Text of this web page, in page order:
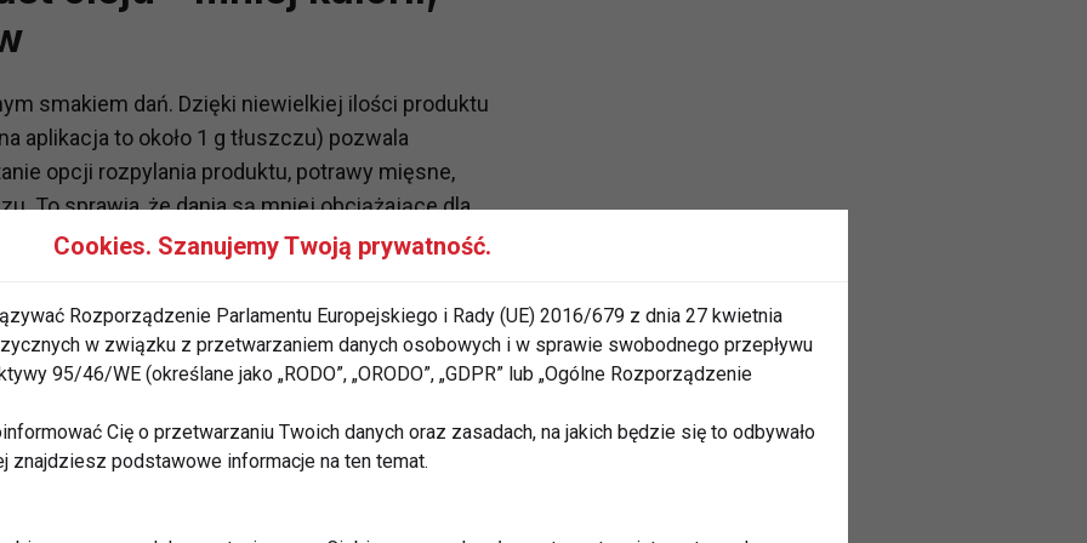
smakiem dań. Dzięki niewielkiej ilości produktu
aplikacja to około 1 g tłuszczu) pozwala
opcji rozpylania produktu, potrawy mięsne,
To sprawia, że dania są mniej obciążające dla
bomby kalorycznej.
np. jako dodatek do sałatek kuchni włoskiej,
przy jej użyciu aplikujesz na patelnię, brytfannę,
Cookies. Szanujemy Twoją prywatność.
Rozporządzenie Parlamentu Europejskiego i Rady (UE) 2016/679 z dnia 27 kwietnia
w związku z przetwarzaniem danych osobowych i w sprawie swobodnego przepływu
95/46/WE (określane jako „RODO”, „ORODO”, „GDPR” lub „Ogólne Rozporządzenie
Cię o przetwarzaniu Twoich danych oraz zasadach, na jakich będzie się to odbywało
znajdziesz podstawowe informacje na ten temat.